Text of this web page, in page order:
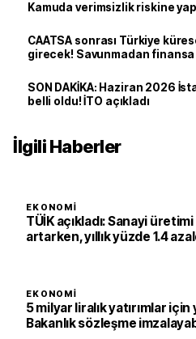
Kamuda verimsizlik riskine
CAATSA sonrası Türkiye
girecek! Savunmadan finansa
SON DAKİKA: Haziran 2026
belli oldu! İTO açıkladı
İlgili Haberler
EKONOMI
TÜİK açıkladı: Sanayi
artarken, yıllık yüzde 1.4
EKONOMI
5 milyar liralık yatırımlar
Bakanlık sözleşme